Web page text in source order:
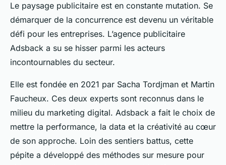
Le paysage publicitaire est en constante mutation. Se
démarquer de la concurrence est devenu un véritable
défi pour les entreprises. L’agence publicitaire
Adsback a su se hisser parmi les acteurs
incontournables du secteur.
Elle est fondée en 2021 par Sacha Tordjman et Martin
Faucheux. Ces deux experts sont reconnus dans le
milieu du marketing digital. Adsback a fait le choix de
mettre la performance, la data et la créativité au cœur
de son approche. Loin des sentiers battus, cette
pépite a développé des méthodes sur mesure pour